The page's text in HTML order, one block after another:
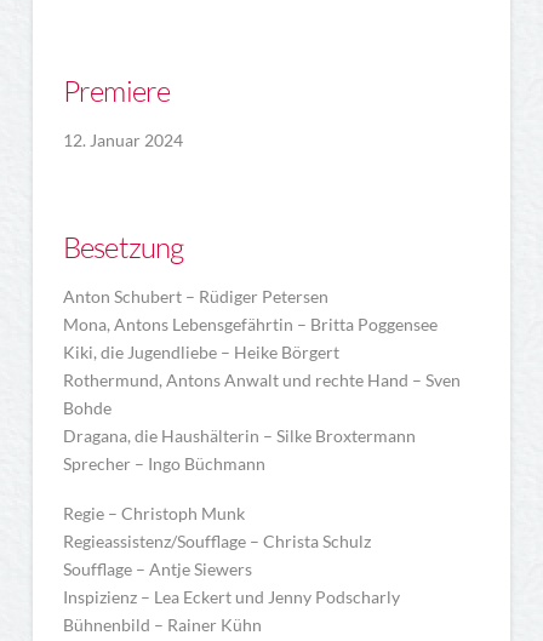
Premiere
12. Januar 2024
Besetzung
Anton Schubert – Rüdiger Petersen
Mona, Antons Lebensgefährtin – Britta Poggensee
Kiki, die Jugendliebe – Heike Börgert
Rothermund, Antons Anwalt und rechte Hand – Sven
Bohde
Dragana, die Haushälterin – Silke Broxtermann
Sprecher – Ingo Büchmann
Regie – Christoph Munk
Regieassistenz/Soufflage – Christa Schulz
Soufflage – Antje Siewers
Inspizienz – Lea Eckert und Jenny Podscharly
Bühnenbild – Rainer Kühn